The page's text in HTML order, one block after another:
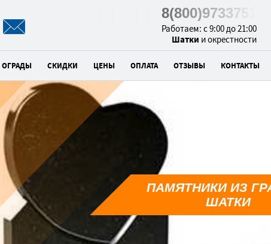
8(800)9733751
Работаем: с 9:00 до 21:00
Шатки и окрестности
ОГРАДЫ СКИДКИ ЦЕНЫ ОПЛАТА ОТЗЫВЫ КОНТАКТЫ
ПАМЯТНИКИ ИЗ
ШАТКИ